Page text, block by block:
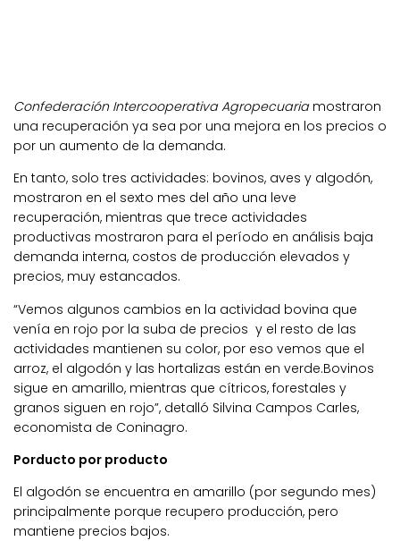
Confederación Intercooperativa Agropecuariamostraron
una recuperación ya sea por una mejora en los precios o
por un aumento de la demanda.
En tanto, solo tres actividades: bovinos, aves y algodón,
mostraron en el sexto mes del año una leve
recuperación, mientras que trece actividades
productivas mostraron para el período en análisis baja
demanda interna, costos de producción elevados y
precios, muy estancados.
“Vemos algunos cambios en la actividad bovina que
venía en rojo por la suba de precios y el resto de las
actividades mantienen su color, por eso vemos que el
arroz, el algodón y las hortalizas están en verde.Bovinos
sigue en amarillo, mientras que cítricos, forestales y
granos siguen en rojo”, detalló Silvina Campos Carles,
economista de Coninagro.
Porducto por producto
El algodón se encuentra en amarillo (por segundo mes)
principalmente porque recupero producción, pero
mantiene precios bajos.